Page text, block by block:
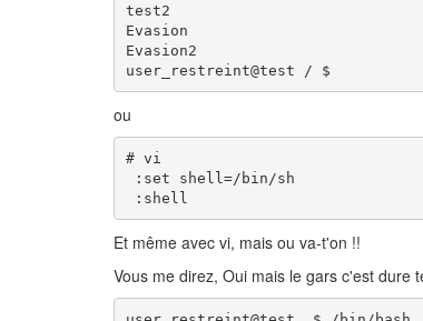
test2
Evasion
Evasion2
user_restreint@test / $
ou
# vi
:set shell=/bin/sh
Et même avec vi, mais ou va-t'on !!
Vous me direz, Oui mais le gars c'est dure